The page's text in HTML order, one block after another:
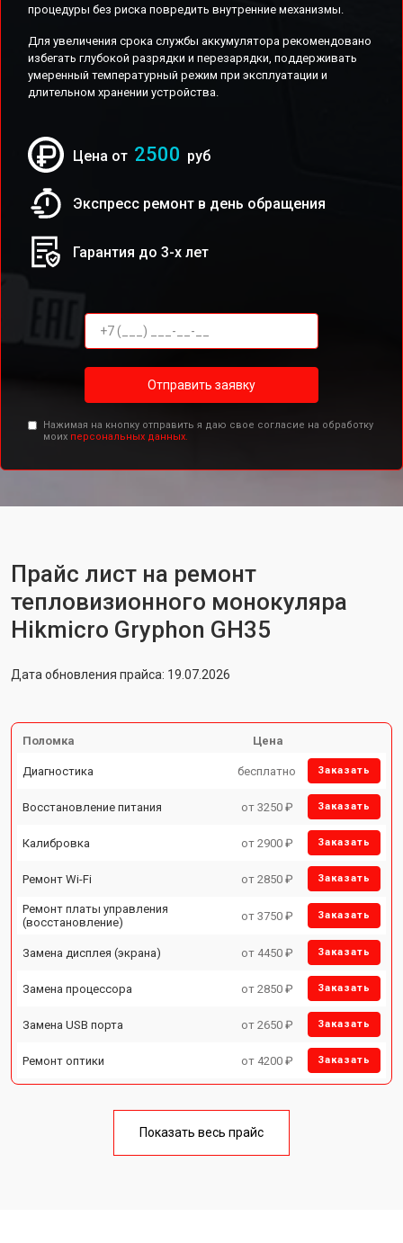
процедуры без риска повредить внутренние механизмы.
Для увеличения срока службы аккумулятора рекомендовано
избегать глубокой разрядки и перезарядки, поддерживать
умеренный температурный режим при эксплуатации и
длительном хранении устройства.
Цена от 2500 руб
Экспресс ремонт в день обращения
Гарантия до 3-х лет
Отправить заявку
Нажимая на кнопку отправить я даю свое согласие на обработку
моих персональных данных.
Прайс лист на ремонт
тепловизионного монокуляра
Hikmicro Gryphon GH35
Дата обновления прайса: 19.07.2026
Поломка Цена
Диагностика бесплатно Заказать
Восстановление питания от 3250 ₽ Заказать
Калибровка от 2900 ₽ Заказать
Ремонт Wi-Fi от 2850 ₽ Заказать
Ремонт платы управления
(восстановление)
от 3750 ₽ Заказать
Замена дисплея (экрана) от 4450 ₽ Заказать
Замена процессора от 2850 ₽ Заказать
Замена USB порта от 2650 ₽ Заказать
Ремонт оптики от 4200 ₽ Заказать
Показать весь прайс